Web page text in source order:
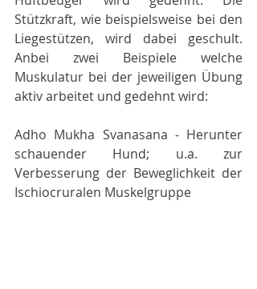
Stützkraft, wie beispielsweise bei den
Liegestützen, wird dabei geschult.
Anbei zwei Beispiele welche
Muskulatur bei der jeweiligen Übung
aktiv arbeitet und gedehnt wird:
Adho Mukha Svanasana - Herunter
schauender Hund; u.a. zur
Verbesserung der Beweglichkeit der
Ischiocruralen Muskelgruppe